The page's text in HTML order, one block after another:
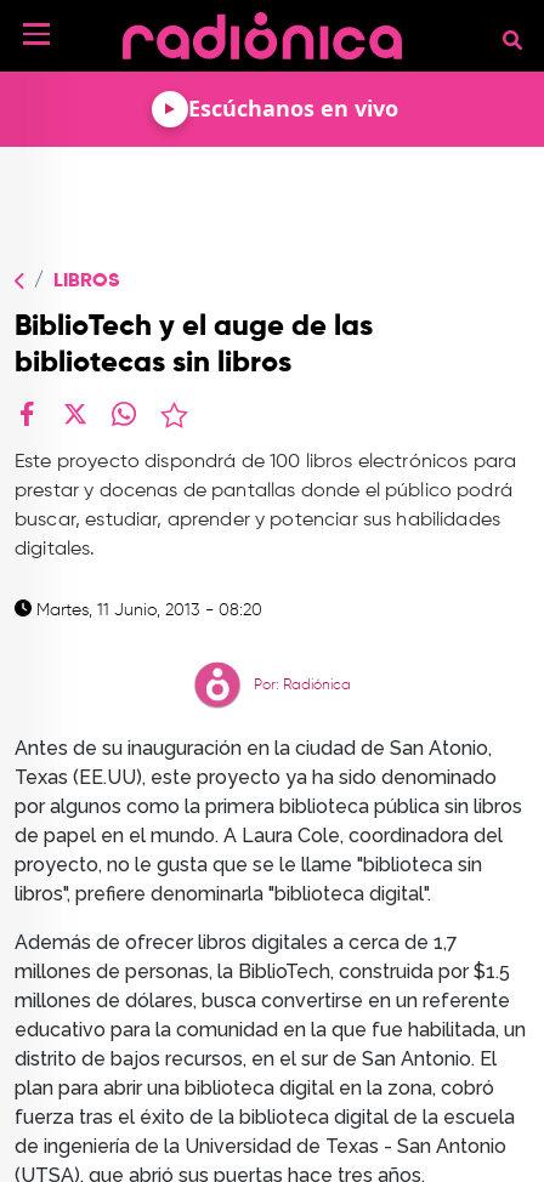
ENTREVISTAS
GADGETS
LIBROS
DEPORTES
TEATRO Y ARTE
VOZ ALTA
RECODIFICA
ROCK AND ROLL RADIO
EVENTOS
PROGRAMACIÓN
ACTIVIDADES
AGENDA
MÁS DE RADIÓNICA
VIDEOS
ESPECIALES
FRECUENCIAS
TOP
QUIÉNES SOMOS
Escúchanos en vivo
LIBROS
BiblioTech y el auge de las
bibliotecas sin libros
Este proyecto dispondrá de 100 libros electrónicos para
prestar y docenas de pantallas donde el público podrá
buscar, estudiar, aprender y potenciar sus habilidades
digitales.
Martes, 11 Junio, 2013 - 08:20
Por: Radiónica
Antes de su inauguración en la ciudad de San Atonio,
Texas (EE.UU), este proyecto ya ha sido denominado
por algunos como la primera biblioteca pública sin libros
de papel en el mundo. A Laura Cole, coordinadora del
proyecto, no le gusta que se le llame "biblioteca sin
libros", prefiere denominarla "biblioteca digital".
Además de ofrecer libros digitales a cerca de 1,7
millones de personas, la BiblioTech, construida por $1.5
millones de dólares, busca convertirse en un referente
educativo para la comunidad en la que fue habilitada, un
distrito de bajos recursos, en el sur de San Antonio. El
plan para abrir una biblioteca digital en la zona, cobró
fuerza tras el éxito de la biblioteca digital de la escuela
de ingeniería de la Universidad de Texas - San Antonio
(UTSA), que abrió sus puertas hace tres años.